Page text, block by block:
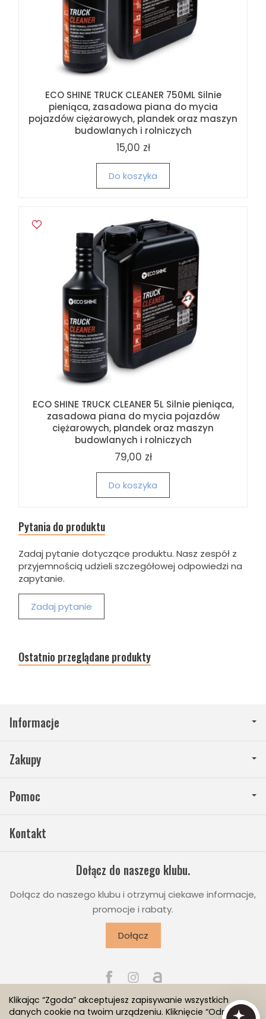
ECO SHINE TRUCK CLEANER 750ML Silnie
pieniąca, zasadowa piana do mycia
pojazdów ciężarowych, plandek oraz maszyn
budowlanych i rolniczych
15,00 zł
Do koszyka
ECO SHINE TRUCK CLEANER 5L Silnie pieniąca,
zasadowa piana do mycia pojazdów
ciężarowych, plandek oraz maszyn
budowlanych i rolniczych
79,00 zł
Do koszyka
Pytania do produktu
Zadaj pytanie dotyczące produktu. Nasz zespół z
przyjemnością udzieli szczegółowej odpowiedzi na
zapytanie.
Zadaj pytanie
Ostatnio przeglądane produkty
Informacje
Zakupy
Pomoc
Kontakt
Dołącz do naszego klubu.
Dołącz do naszego klubu i otrzymuj ciekawe informacje,
promocje i rabaty.
Dołącz
Klikając “Zgoda” akceptujesz zapisywanie wszystkich
danych cookie na twoim urządzeniu. Kliknięcie “Odmowa”